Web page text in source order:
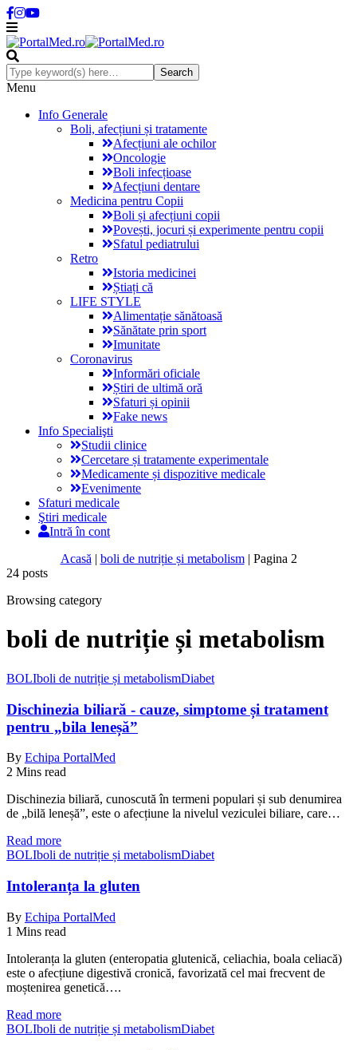
Menu
Info Generale
Boli, afecțiuni și tratamente
Afecțiuni ale ochilor
Oncologie
Boli infecțioase
Afecțiuni dentare
Medicina pentru Copii
Boli și afecțiuni copii
Povești, jocuri și experimente pentru copii
Sfatul pediatrului
Retro
Istoria medicinei
Știați că
LIFE STYLE
Alimentație sănătoasă
Sănătate prin sport
Imunitate
Coronavirus
Informări oficiale
Știri de ultimă oră
Sfaturi și opinii
Fake news
Info Specialişti
Studii clinice
Cercetare și tratamente experimentale
Medicamente și dispozitive medicale
Evenimente
Sfaturi medicale
Ştiri medicale
Intră în cont
Acasă | boli de nutriție și metabolism| Pagina 2
24 posts
Browsing category
boli de nutriție și metabolism
BOLIboli de nutriție și metabolismDiabet
Dischinezia biliară - cauze, simptome și tratament
pentru „bila leneșă”
By Echipa PortalMed
2 Mins read
Dischinezia biliară, cunoscută în termeni populari și sub denumirea
de „bilă leneșă”, este o afecțiune la nivelul veziculei biliare, care…
Read more
BOLIboli de nutriție și metabolismDiabet
Intoleranța la gluten
By Echipa PortalMed
1 Mins read
Intoleranța la gluten (enteropatia glutenică, celiachia, boala celiacă)
este o afecțiune digestivă cronică, favorizată cel mai frecvent de
moștenirea genetică….
Read more
BOLIboli de nutriție și metabolismDiabet